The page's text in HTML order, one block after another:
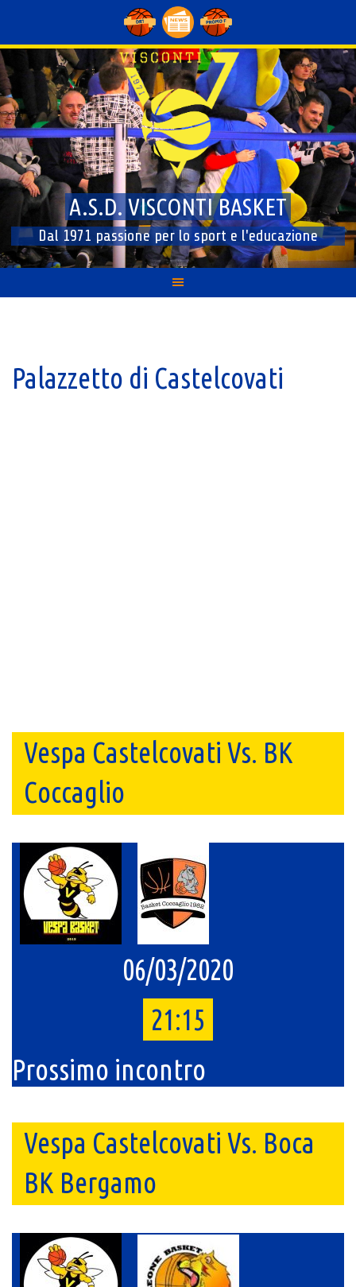
content
A.S.D. VISCONTI BASKET
Dal 1971 passione per lo sport e l'educazione
Palazzetto di Castelcovati
Vespa Castelcovati Vs. BK
Coccaglio
06/03/2020
21:15
Prossimo incontro
Vespa Castelcovati Vs. Boca
BK Bergamo